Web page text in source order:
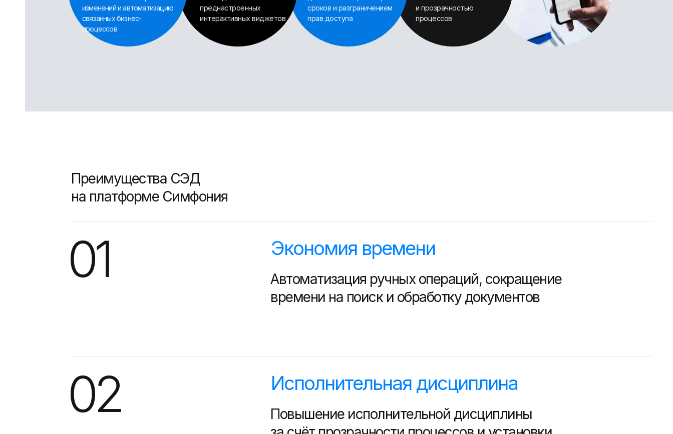
и прозрачностью
процессов
сроков и разграничением
прав доступа
преднастроенных
интерактивных виджетов
изменений и автоматизацию
связанных бизнес-
процессов
Преимущества СЭД
на платформе Симфония
Автоматизация ручных операций, сокращение
времени на поиск и обработку документов
Экономия времени
01
Повышение исполнительной дисциплины
Исполнительная дисциплина
02